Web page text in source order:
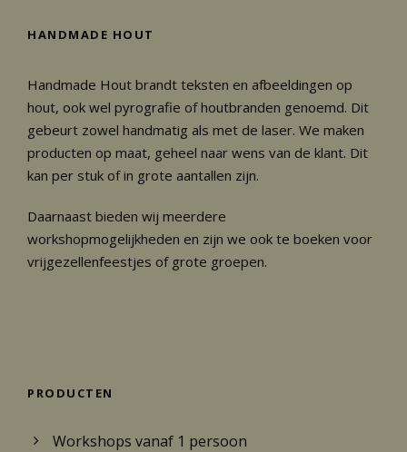
HANDMADE HOUT
Handmade Hout brandt teksten en afbeeldingen op
hout, ook wel pyrografie of houtbranden genoemd. Dit
gebeurt zowel handmatig als met de laser. We maken
producten op maat, geheel naar wens van de klant. Dit
kan per stuk of in grote aantallen zijn.
Daarnaast bieden wij meerdere
workshopmogelijkheden en zijn we ook te boeken voor
vrijgezellenfeestjes of grote groepen.
PRODUCTEN
Workshops vanaf 1 persoon